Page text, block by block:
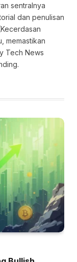
sentralnya
dan penulisan
memastikan
Tech News